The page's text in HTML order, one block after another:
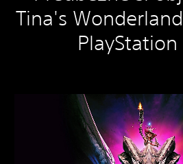
Tina's
PlayStation